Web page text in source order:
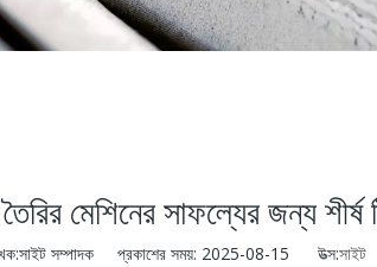
মেশিনের সাফল্যের জন্য শীর্ষ
সম্পাদক প্রকাশের সময়: 2025-08-15 উত্স:সাইট